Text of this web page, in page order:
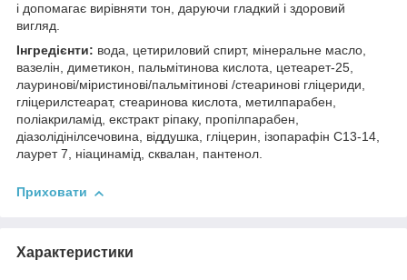
і допомагає вирівняти тон, даруючи гладкий і здоровий
вигляд.
Інгредієнти: вода, цетириловий спирт, мінеральне масло,
вазелін, диметикон, пальмітинова кислота, цетеарет-25,
лауринові/міристинові/пальмітинові /стеаринові гліцериди,
гліцерилстеарат, стеаринова кислота, метилпарабен,
поліакриламід, екстракт ріпаку, пропілпарабен,
діазолідінілсечовина, віддушка, гліцерин, ізопарафін C13-14,
лаурет 7, ніацинамід, сквалан, пантенол.
Приховати
Характеристики